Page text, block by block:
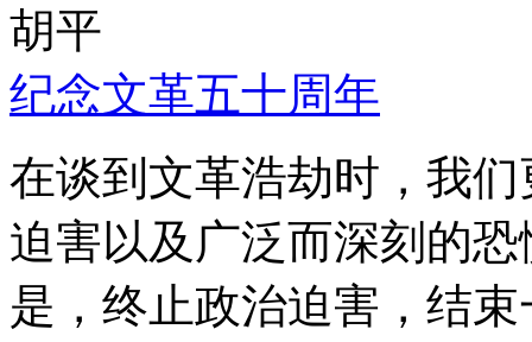
胡平
纪念文革五十周年
在谈到文革浩劫时，我
迫害以及广泛而深刻的
是，终止政治迫害，结